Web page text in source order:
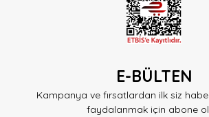
E-BÜLTEN
Kampanya ve fırsatlardan ilk siz
faydalanmak için abone